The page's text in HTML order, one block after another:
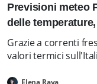
Previsioni meteo
delle
Grazie a correnti
valori termici
Elena Rava